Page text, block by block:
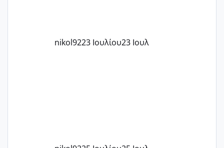
nikol9223 Ιουλίου23 Ιουλ